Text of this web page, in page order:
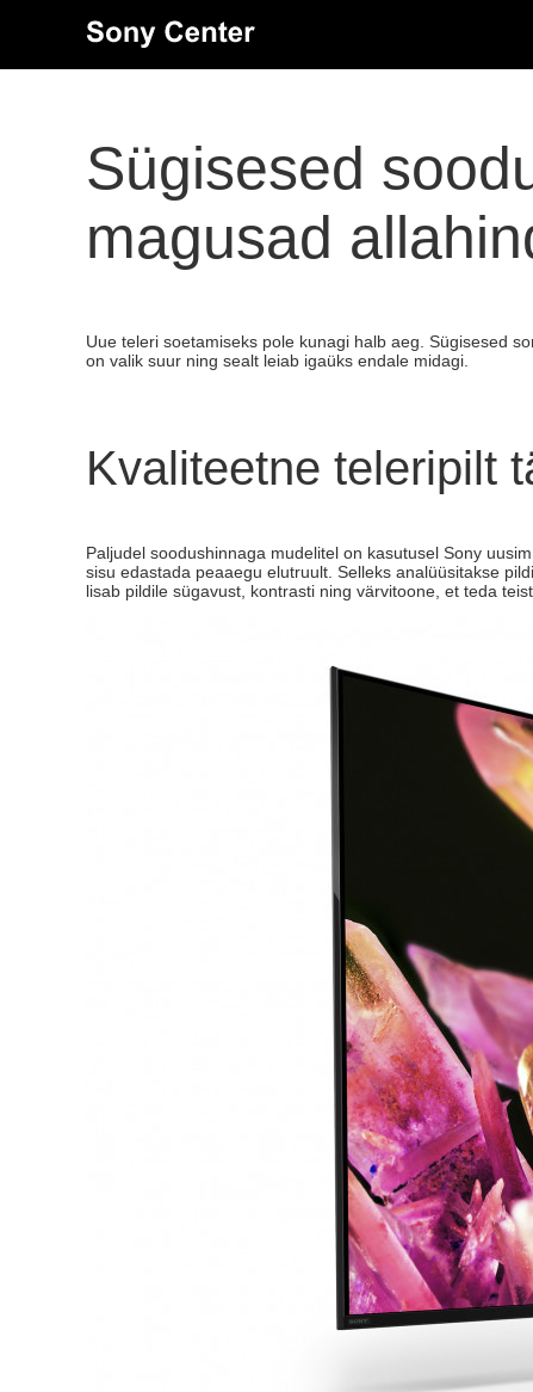
Sügisesed
magusad
Uue teleri soetamiseks pole kunagi halb aeg. Sügisesed
on valik suur ning sealt leiab igaüks endale midagi.
Kvaliteetne teleripilt
Paljudel soodushinnaga mudelitel on kasutusel Sony
sisu edastada peaaegu elutruult. Selleks analüüsitakse
lisab pildile sügavust, kontrasti ning värvitoone, et teda